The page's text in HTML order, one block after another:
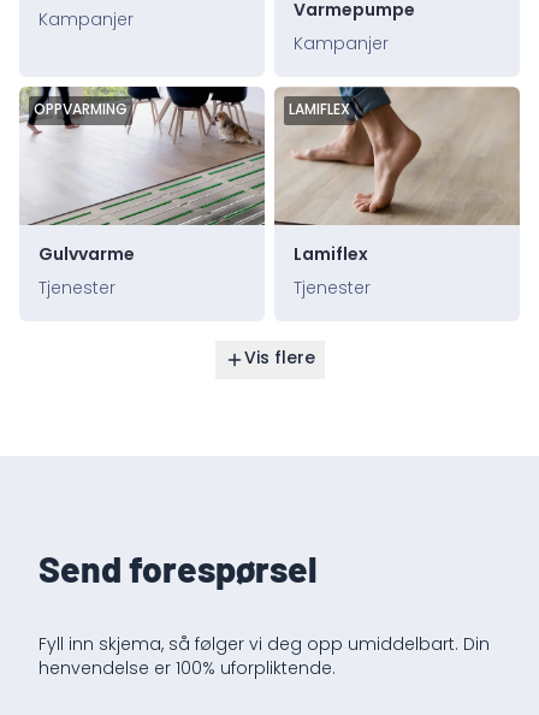
Kampanjer
Varmepumpe
Kampanjer
OPPVARMING
Gulvvarme
Tjenester
LAMIFLEX
Lamiflex
Tjenester
Vis flere
Send forespørsel
Fyll inn skjema, så følger vi deg opp umiddelbart. Din
henvendelse er 100% uforpliktende.